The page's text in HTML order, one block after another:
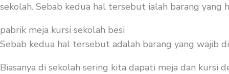
sekolah. Sebab kedua hal tersebut ialah barang yang
pabrik meja kursi sekolah besi
Sebab kedua hal tersebut adalah barang yang wajib
Biasanya di sekolah sering kita dapati meja dan kursi